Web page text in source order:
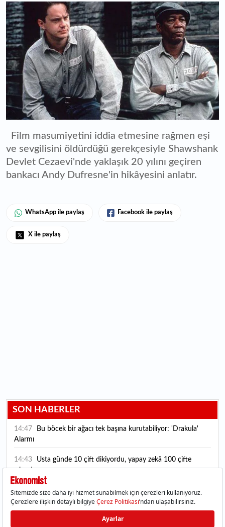
Film masumiyetini iddia etmesine rağmen eşi
ve sevgilisini öldürdüğü gerekçesiyle Shawshank
Devlet Cezaevi'nde yaklaşık 20 yılını geçiren
bankacı Andy Dufresne'in hikâyesini anlatır.
WhatsApp ile paylaş Facebook ile paylaş
X ile paylaş
SON HABERLER
14:47
Alarmı
14:43
çıkardı
12:49 Hazine ve Maliye Bakanlığından yapay zeka hamlesi: 2
milyar TL'lik risk tespit edildi